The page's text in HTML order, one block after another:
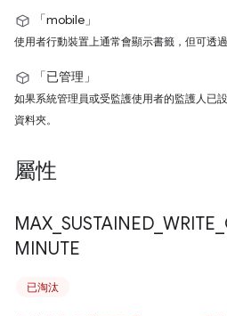
「mobile」
使用者行動裝置上通常會顯示書籤，但可透
「已管理」
如果系統管理員或受監護使用者的監護人已
資料夾。
屬性
MAX SUSTAINED WRITE
MINUTE
已淘汰